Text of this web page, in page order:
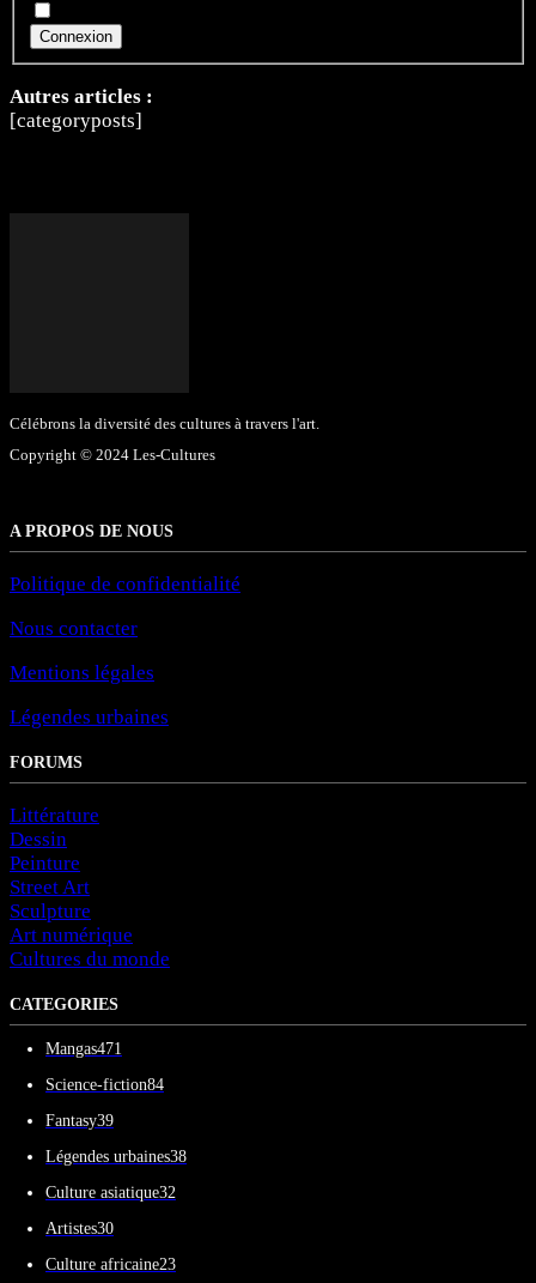
Connexion
Autres articles :
[categoryposts]
Célébrons la diversité des cultures à travers l'art.
Copyright © 2024 Les-Cultures
A PROPOS DE NOUS
Politique de confidentialité
Nous contacter
Mentions légales
Légendes urbaines
FORUMS
Littérature
Dessin
Peinture
Street Art
Sculpture
Art numérique
Cultures du monde
CATEGORIES
Mangas471
Science-fiction84
Fantasy39
Légendes urbaines38
Culture asiatique32
Artistes30
Culture africaine23